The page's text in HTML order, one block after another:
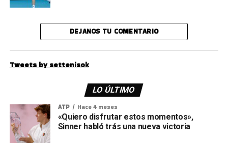
DEJANOS TU COMENTARIO
Tweets by settenisok
LO ÚLTIMO
ATP Hace 4 meses
«Quiero disfrutar estos momentos»,
Sinner habló trás una nueva victoria